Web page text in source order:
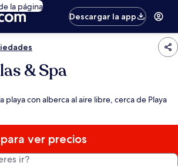
la página
Descargar la app
& Spa
playa con alberca al aire libre, cerca de Playa
ver precios
ir?